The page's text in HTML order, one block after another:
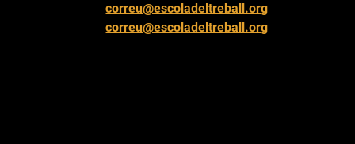
correu@escoladeltreball.org
correu@escoladeltreball.org